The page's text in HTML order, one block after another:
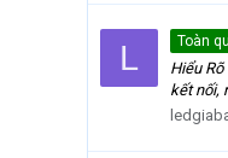
L Toàn
Hiểu
kết nối,